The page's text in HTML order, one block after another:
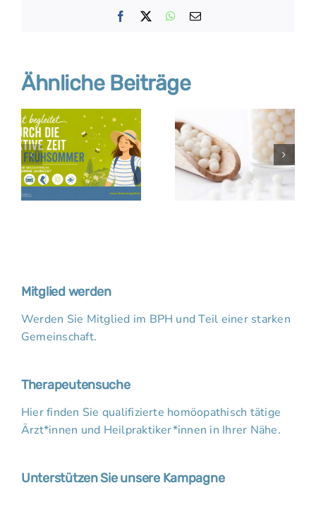
Facebook WhatsApp
E-
Ähnliche Beiträge
Mitglied werden
Werden Sie Mitglied im BPH und Teil einer starken
Gemeinschaft.
Therapeutensuche
Hier finden Sie qualifizierte homöopathisch tätige
Ärzt*innen und Heilpraktiker*innen in Ihrer Nähe.
Unterstützen Sie unsere Kampagne